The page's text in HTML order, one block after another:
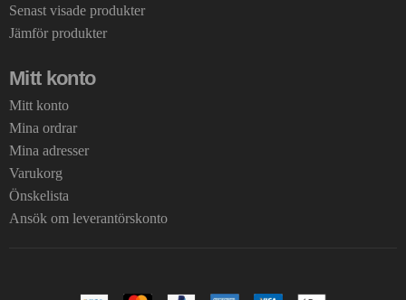
Senast visade produkter
Jämför produkter
Mitt konto
Mitt konto
Mina ordrar
Mina adresser
Varukorg
Önskelista
Ansök om leverantörskonto